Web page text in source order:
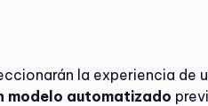
la experiencia de
modelo automatizado